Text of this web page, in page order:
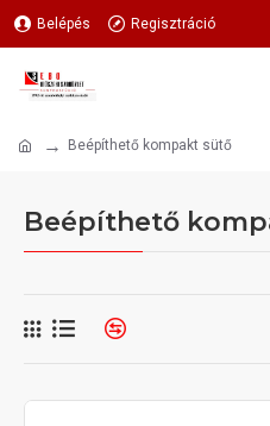
Belépés Regisztráció
Beépíthető kompakt sütő
Beépíthető